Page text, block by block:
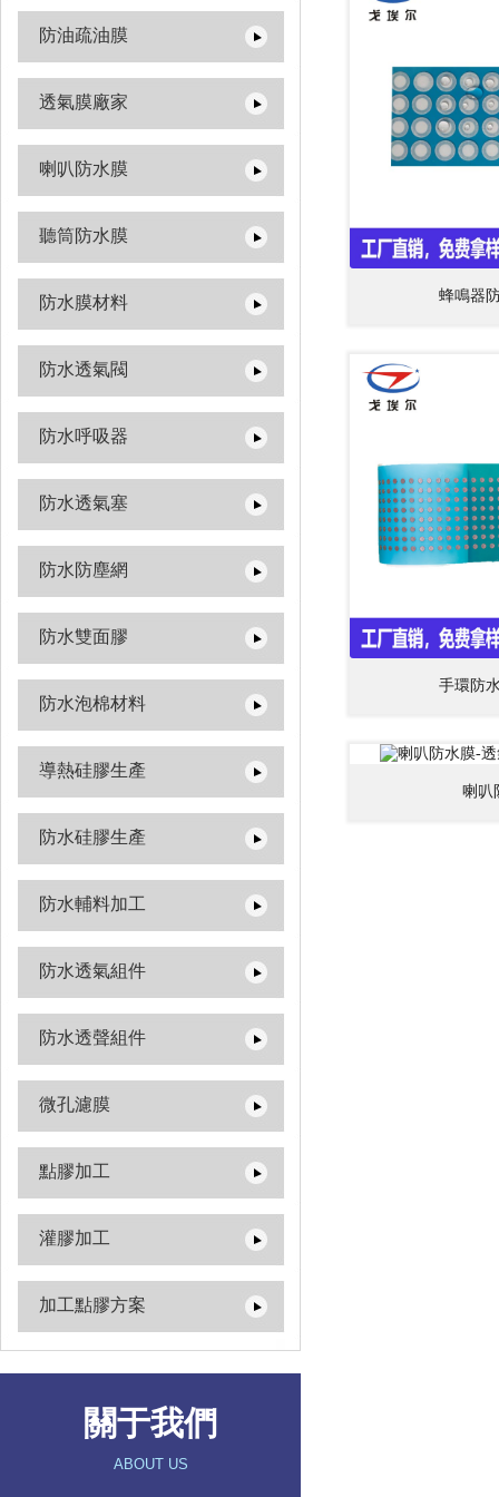
防油疏油膜
透氣膜廠家
喇叭防水膜
聽筒防水膜
防水膜材料
防水透氣閥
防水呼吸器
防水透氣塞
防水防塵網
防水雙面膠
防水泡棉材料
導熱硅膠生產
防水硅膠生產
防水輔料加工
防水透氣組件
防水透聲組件
微孔濾膜
點膠加工
灌膠加工
加工點膠方案
關于我們
ABOUT US
蜂鳴器
手環防
喇叭